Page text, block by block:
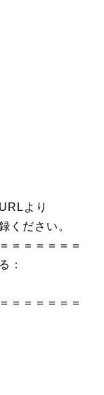
より
ください。
＝＝＝＝＝＝
：
＝＝＝＝＝＝